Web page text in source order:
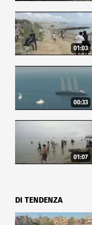
01:03
00:33
01:07
DI TENDENZA